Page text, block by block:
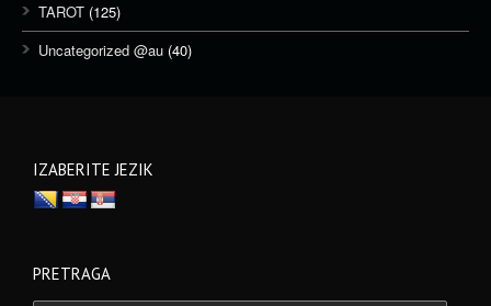
TAROT (125)
Uncategorized @au (40)
IZABERITE JEZIK
PRETRAGA